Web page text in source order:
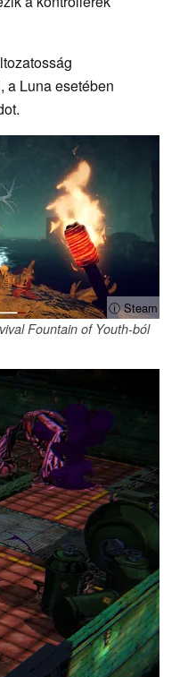
a Luna esetében
ⓘ Steam
Fountain of Youth-ból